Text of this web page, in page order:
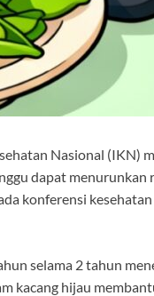
Nasional (IKN)
dapat menurunkan
konferensi
selama 2 tahun
kacang hijau